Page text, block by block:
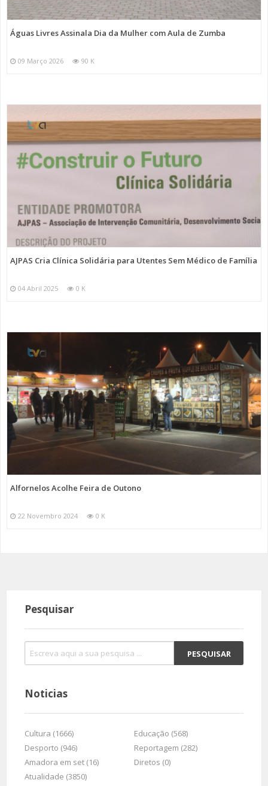
Águas Livres Assinala Dia da Mulher com Aula de Zumba
09 Março 2026 90 K
AJPAS Cria Clínica Solidária para Utentes Sem Médico de Família
04 Abril 2025 0 K
Alfornelos Acolhe Feira de Outono
22 Novembro 2024 0 K
Pesquisar
Noticias
Cultura (1666)
Educação (568)
Desporto (946)
Reportagem (282)
Amadora em set (16)
Diretos (0)
Atualidade (3850)